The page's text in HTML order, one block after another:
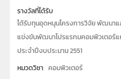
รางวัลที่ได้รับ
ได้รับทุนอุดหนุนโครงการวิจัย พัฒนาแ
แข่งขันพัฒนาโปรแรกมคอมพิวเตอร์แห่
ประจำปีงบประมาน 2551
หมวดวิชา คอมพิวเตอร์